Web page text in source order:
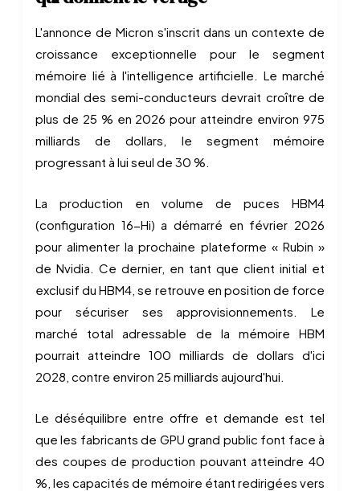
L'annonce de Micron s'inscrit dans un contexte de
croissance exceptionnelle pour le segment
mémoire lié à l'intelligence artificielle. Le marché
mondial des semi-conducteurs devrait croître de
plus de 25 % en 2026 pour atteindre environ 975
milliards de dollars, le segment mémoire
progressant à lui seul de 30 %.
La production en volume de puces HBM4
(configuration 16-Hi) a démarré en février 2026
pour alimenter la prochaine plateforme « Rubin »
de Nvidia. Ce dernier, en tant que client initial et
exclusif du HBM4, se retrouve en position de force
pour sécuriser ses approvisionnements. Le
marché total adressable de la mémoire HBM
pourrait atteindre 100 milliards de dollars d'ici
2028, contre environ 25 milliards aujourd'hui.
Le déséquilibre entre offre et demande est tel
que les fabricants de GPU grand public font face à
des coupes de production pouvant atteindre 40
%, les capacités de mémoire étant redirigées vers